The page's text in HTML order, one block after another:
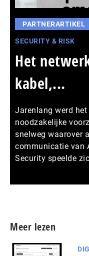
PARTNERARTIKEL
SECURITY & RISK
Het
kabel,...
Jarenlang werd
noodzakelijke
snelweg waarover
communicatie van
Security speelde
Meer lezen